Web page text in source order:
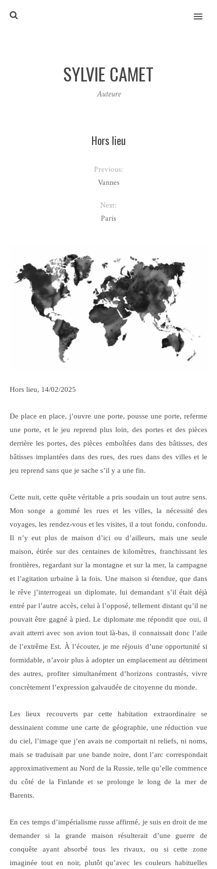
MENU
SYLVIE CAMET
Auteure
Hors lieu, 14/02/2025
De place en place, j’ouvre une porte, pousse une porte, referme
une porte, et le jeu reprend plus loin, des portes et des pièces
derrière les portes, des pièces emboîtées dans des bâtisses, des
bâtisses implantées dans des rues, des rues dans des villes et le
jeu reprend sans que je sache s’il y a une fin.
Cette nuit, cette quête véritable a pris soudain un tout autre sens.
Mon songe a gommé les rues et les villes, la nécessité des
voyages, les rendez-vous et les visites, il a tout fondu, confondu.
Il n’y eut plus de maison d’ici ou d’ailleurs, mais une seule
maison, étirée sur des centaines de kilomètres, franchissant les
frontières, regardant sur la montagne et sur la mer, la campagne
et l’agitation urbaine à la fois. Une maison si étendue, que dans
le rêve j’interrogeai un diplomate, lui demandant s’il était déjà
entré par l’autre accès, celui à l’opposé, tellement distant qu’il ne
pouvait être gagné à pied. Le diplomate me répondit que oui, il
avait atterri avec son avion tout là-bas, il connaissait donc l’aile
de l’extrême Est. À l’écouter, je me réjouis d’une opportunité si
formidable, n’avoir plus à adopter un emplacement au détriment
des autres, profiter simultanément d’horizons contrastés, vivre
concrètement l’expression galvaudée de citoyenne du monde.
Les lieux recouverts par cette habitation extraordinaire se
dessinaient comme une carte de géographie, une réduction vue
du ciel, l’image que j’en avais ne comportait ni reliefs, ni noms,
mais se traduisait par une bande noire, dont l’arc correspondait
approximativement au Nord de la Russie, telle qu’elle commence
du côté de la Finlande et se prolonge le long de la mer de
Barents.
En ces temps d’impérialisme russe affirmé, je suis en droit de me
demander si la grande maison résulterait d’une guerre de
conquête ayant absorbé tous les rivaux, ou si cette zone
imaginée tout en noir, plutôt qu’avec les couleurs habituelles
Hors lieu
Previous:
Vannes
Next:
Paris